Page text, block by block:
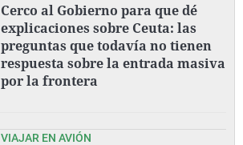
Cerco al Gobierno para que dé
explicaciones sobre Ceuta: las
preguntas que todavía no tienen
respuesta sobre la entrada masiva
por la frontera
VIAJAR EN AVIÓN